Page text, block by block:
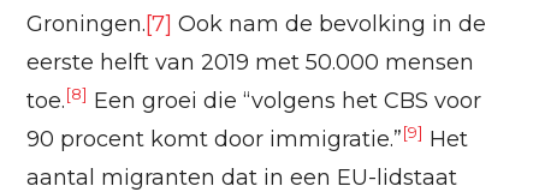
Groningen.[7] Ook nam de bevolking in de
eerste helft van 2019 met 50.000 mensen
toe.[8] Een groei die “volgens het CBS voor
90 procent komt door immigratie.”[9] Het
aantal migranten dat in een EU-lidstaat